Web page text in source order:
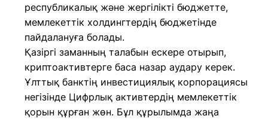
республикалық және жергілікті бюджетте,
мемлекеттік холдингтердің бюджетінде
пайдалануға болады.
Қазіргі заманның талабын ескере отырып,
криптоактивтерге баса назар аудару керек.
Ұлттық банктің инвестициялық корпорациясы
негізінде Цифрлық активтердің мемлекеттік
қорын құрған жөн. Бұл құрылымда жаңа